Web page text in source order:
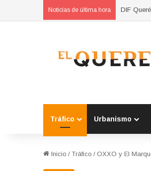
Noticias de última hora DIF
Tráfico Urbanismo
Inicio / Tráfico / OXXO y El